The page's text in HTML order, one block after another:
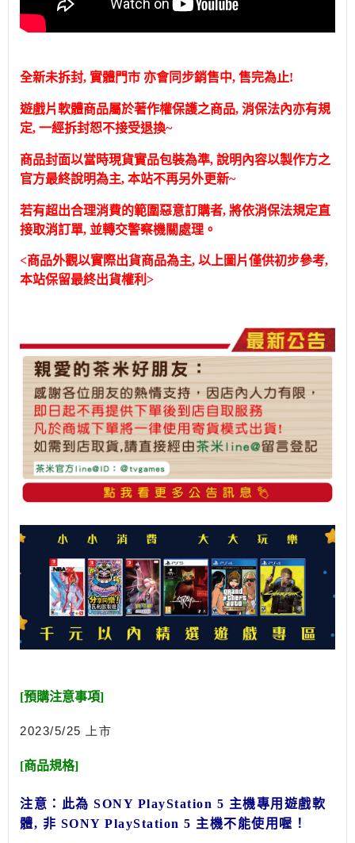
全新未拆封, 實體門市 亦會同步銷售中, 售完為止!
遊戲片軟體商品屬於著作權保護之商品, 消保法內亦有規
定, 一經拆封恕不接受退換~
商品封面以當時現貨實品包裝為準, 說明內容以製作方之
官方最終說明為主, 本站不再另外更新~
若有超出合理消費的範圍惡意訂購者, 將依消保法規定直
接取消訂單, 並轉交警察機關處理。
<商品外觀以實際出貨商品為主, 以上圖片僅供初步參考,
本站保留最終出貨權利>
[預購注意事項]
2023/5/25 上市
[商品規格]
注意：此為 SONY PlayStation 5 主機專用遊戲軟
體, 非 SONY PlayStation 5 主機不能使用喔！